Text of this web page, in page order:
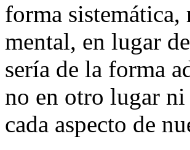
forma
mental, en lugar
sería de la forma
no en otro lugar
cada aspecto de